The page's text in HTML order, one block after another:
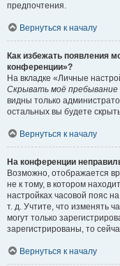
предпочтения.
Вернуться к началу
Как избежать появления
конференции»?
На вкладке «Личные
Скрывать моё пребывание
видны только
остальных вы будете
Вернуться к началу
На конференции
Возможно, отображается
не к тому, в котором
настройках часовой пояс
т. д. Учтите, что изменять
могут только
зарегистрированы, то
Вернуться к началу